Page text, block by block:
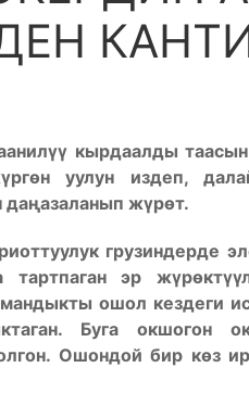
үү кырдаалды
үргөн уулун издеп,
даңазаланып жүрөт.
грузиндерде
тартпаган эр жүрөктүү
ошол кездеги
Буга окшогон
Ошондой бир көз